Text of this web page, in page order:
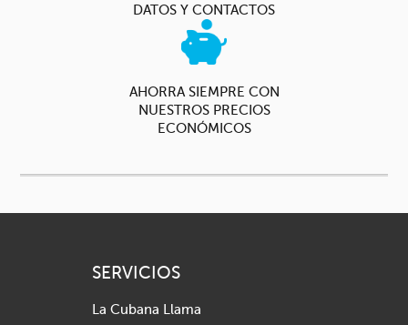
DATOS Y CONTACTOS
AHORRA SIEMPRE CON
NUESTROS PRECIOS
ECONÓMICOS
SERVICIOS
La Cubana Llama